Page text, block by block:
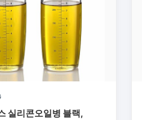
실리콘오일병 블랙,